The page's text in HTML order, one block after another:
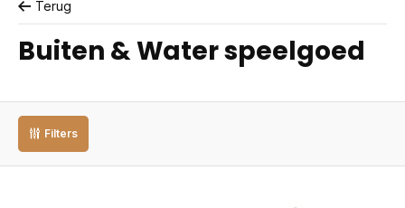
Terug
Buiten & Water speelgoed
Filters